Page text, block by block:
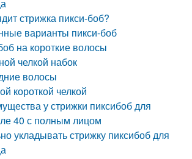
стрижка пикси-боб?
варианты пикси-боб
на короткие волосы
челкой набок
волосы
короткой челкой
у стрижки пиксибоб для
40 с полным лицом
укладывать стрижку пиксибоб для